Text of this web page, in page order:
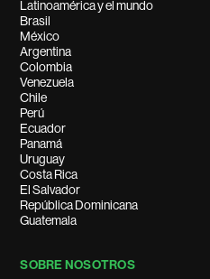
Latinoamérica y el mundo
Brasil
México
Argentina
Colombia
Venezuela
Chile
Perú
Ecuador
Panamá
Uruguay
Costa Rica
El Salvador
República Dominicana
Guatemala
SOBRE NOSOTROS